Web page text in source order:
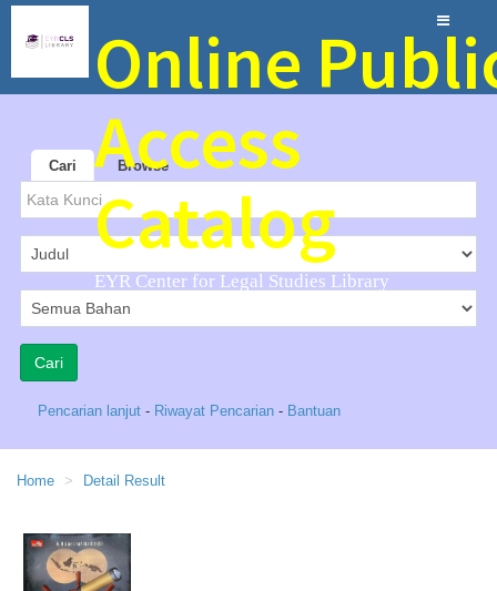
Online
Access
Catalog
EYR Center for Legal Studies Library
Cari Browse
Pencarian lanjut - Riwayat Pencarian - Bantuan
Home Detail Result